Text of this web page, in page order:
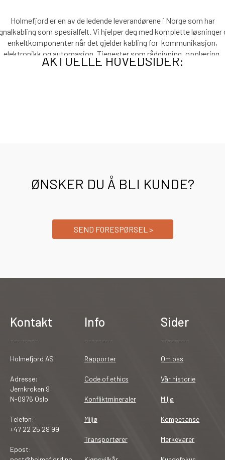
Holmefjord er en av de ledende leverandørene i Norge som har
som spesialfelt. Vi hjelper deg med komplette løsninger
enkeltkomponenter når det gjelder kabling for kommunikasjon,
elektronikk og automasjon. Tjenester som rådgivning, opplæring,
og kurs inngår som en naturlig del av vårt tilbud.
AKTUELLE HOVEDSIDER:
ØNSKER DU Å BLI KUNDE?
SEND FORESPØRSEL >
Kontakt
Holmefjord AS
Adresse:
Jernkroken 9
N-0976 Oslo
Telefon:
+47 22 25 29 99
Epost:
Info
Rapporter
Code of ethics
Konfliktmineraler
Miljø
Transportører
Sider
Om oss
Vår historie
Miljø
Kompetanse
Merkevarer